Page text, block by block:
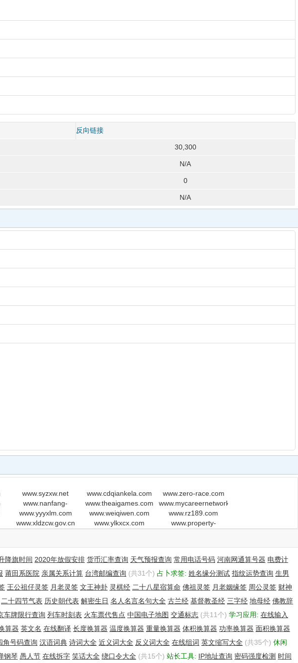
反向链接
30,300
N/A
0
N/A
www.syzxw.net www.cdqiankela.com
www.zero-race.com
www.nanfang-
pump.cn
www.theaigames.com
www.mycareernetwork.com
www.yyyxlm.com www.weiqiwen.com
www.rz189.com
www.xldzcw.gov.cn www.ylkxcx.com
www.property-
降旗时间 2020年放假安排 货币汇率查询 天气预报查询 常用电话号码 河南网通算号器 电费计
莆田系医院 亲属关系计算 台湾邮编查询 (共31个) 占卜求签: 姓名缘分测试 指纹运势查询 生男
王公祖仔灵签 月老灵签 文王神卦 灵棋经 二十八星宿算命 佛祖灵签 月老姻缘签 周公灵签 财神
二十四节气表 历史朝代表 解密生日 名人名言名句大全 古兰经 基督教圣经 三字经 地母经 佛教辞
车牌限行查询 列车时刻表 火车票代售点 中国电子地图 交通标志 (共11个) 学习应用: 在线输入
算器 英文名 在线翻译 长度换算器 温度换算器 重量换算器 体积换算器 功率换算器 面积换算器
角号码查询 汉语词典 诗词大全 近义词大全 反义词大全 在线组词 英文缩写大全 (共35个) 休闲
钢琴 愚人节 在线拆字 笑话大全 绕口令大全 (共15个) 站长工具: IP地址查询 密码强度检测 时间